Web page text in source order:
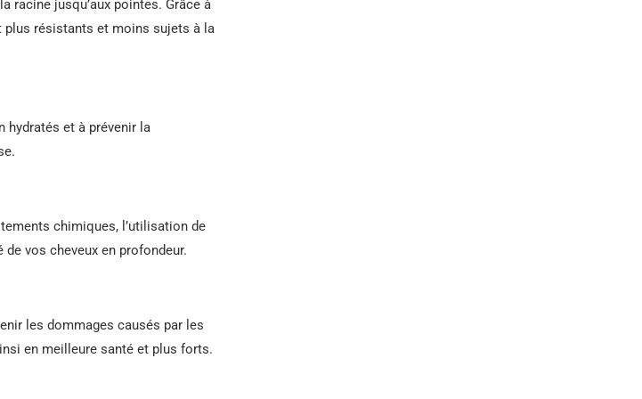
racine jusqu’aux pointes. Grâce à
plus résistants et moins sujets à la
hydratés et à prévenir la
chimiques, l’utilisation de
vos cheveux en profondeur.
les dommages causés par les
en meilleure santé et plus forts.